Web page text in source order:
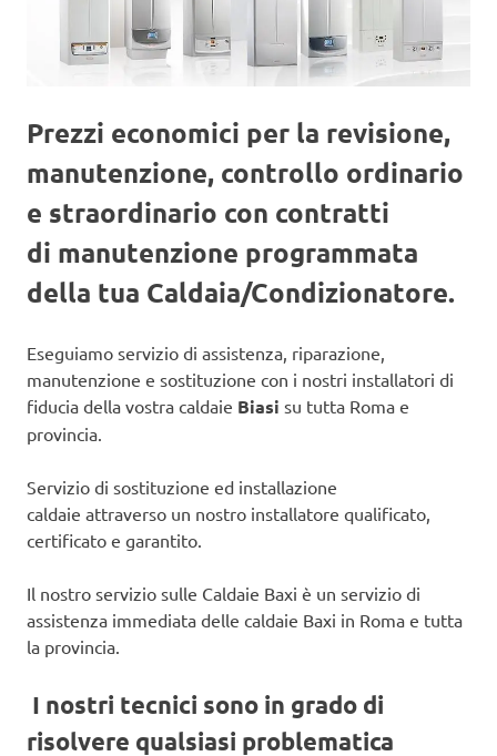
Prezzi economici per la revisione,
manutenzione, controllo ordinario
e straordinario con contratti
di manutenzione programmata
della tua Caldaia/Condizionatore.
Eseguiamo servizio di assistenza, riparazione,
manutenzione e sostituzione con i nostri installatori di
fiducia della vostra caldaie Biasi su tutta Roma e
provincia.
Servizio di sostituzione ed installazione
caldaie attraverso un nostro installatore qualificato,
certificato e garantito.
Il nostro servizio sulle Caldaie Baxi è un servizio di
assistenza immediata delle caldaie Baxi in Roma e tutta
la provincia.
I nostri tecnici sono in grado di
risolvere qualsiasi problematica